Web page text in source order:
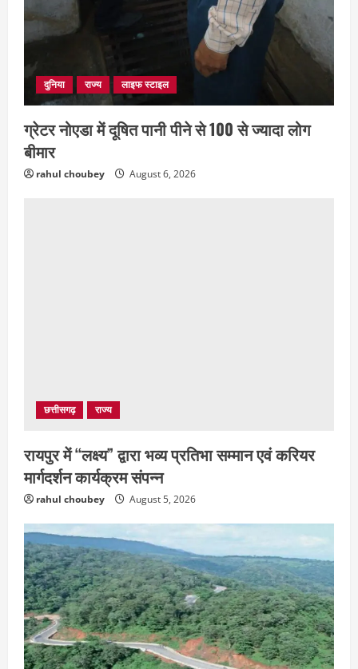
दुनिया राज्य लाइफ स्टाइल
ग्रेटर नोएडा में दूषित पानी पीने से 100 से ज्यादा लोग
बीमार
rahul choubey August 6, 2026
छत्तीसगढ़ राज्य
रायपुर में “लक्ष्य” द्वारा भव्य प्रतिभा सम्मान एवं करियर
मार्गदर्शन कार्यक्रम संपन्न
rahul choubey August 5, 2026